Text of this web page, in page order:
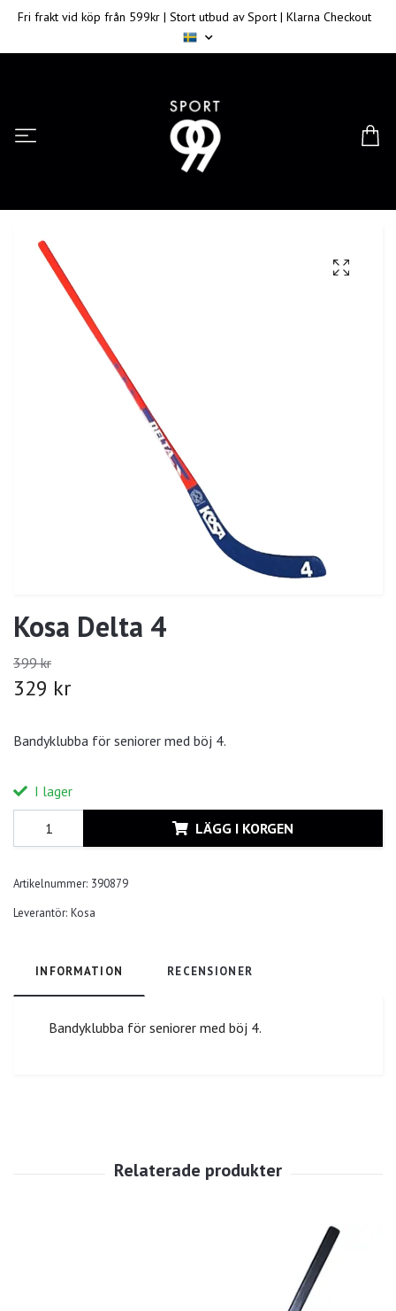
Fri frakt vid köp från 599kr | Stort utbud av Sport | Klarna Checkout
Kosa Delta 4
399 kr
329 kr
Bandyklubba för seniorer med böj 4.
I lager
LÄGG I KORGEN
Artikelnummer: 390879
Leverantör: Kosa
INFORMATION RECENSIONER
Bandyklubba för seniorer med böj 4.